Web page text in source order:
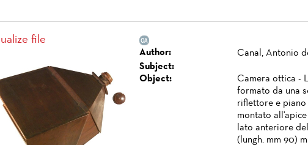
file
Author:
Canal, Antonio
Subject:
Object:
Camera ottica -
formato da una
riflettore e
montato
lato anteriore
(lungh. mm 90)